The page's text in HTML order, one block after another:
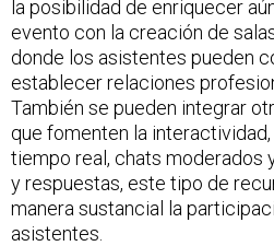
la posibilidad de enriquecer
evento con la creación de
donde los asistentes pueden
establecer relaciones
También se pueden integrar
que fomenten la
tiempo real, chats moderados
y respuestas, este tipo de
manera sustancial la
asistentes.